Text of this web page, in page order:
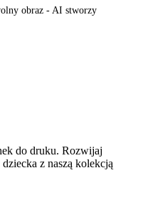
obraz - AI stworzy
do druku. Rozwijaj
z naszą kolekcją